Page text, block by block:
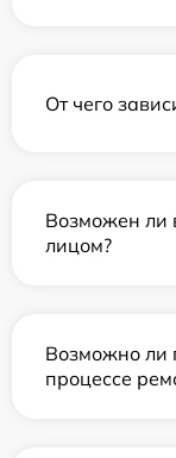
От чего
Возможен ли
лицом?
Возможно ли
процессе